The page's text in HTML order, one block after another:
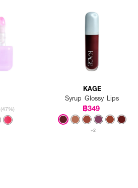
(47%)
KAGE
Syrup Glossy Lips
฿349
+2